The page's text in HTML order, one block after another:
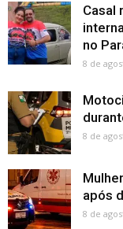
Casal
no
8 de
8 de
após
8 de